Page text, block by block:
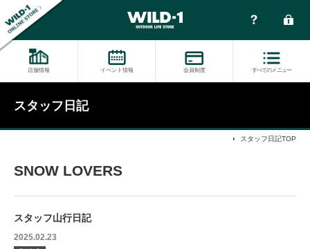
店舗情報 イベント情報 会員制度 すべてのメニュー
スタッフ日記
スタッフ日記TOP
SNOW LOVERS
スタッフ山行日記
2025.02.23